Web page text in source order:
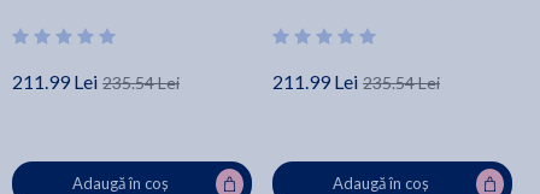
211.99 Lei 235.54 Lei
Adaugă în coș
211.99 Lei 235.54 Lei
Adaugă în coș